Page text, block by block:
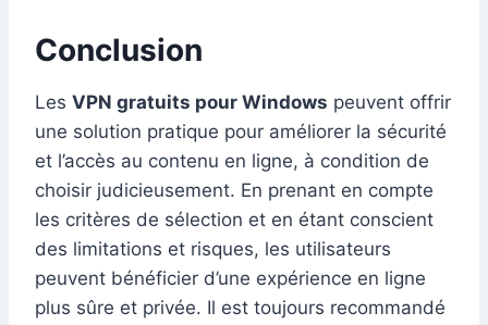
Conclusion
Les VPN gratuits pour Windows peuvent offrir
une solution pratique pour améliorer la sécurité
et l’accès au contenu en ligne, à condition de
choisir judicieusement. En prenant en compte
les critères de sélection et en étant conscient
des limitations et risques, les utilisateurs
peuvent bénéficier d’une expérience en ligne
plus sûre et privée. Il est toujours recommandé